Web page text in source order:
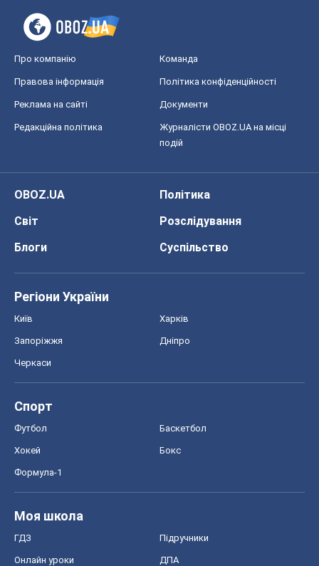
Про компанію Команда
Правова інформація Політика конфіденційності
Реклама на сайті Документи
Редакційна політика
Журналісти OBOZ.UA на місці
подій
OBOZ.UA
Політика
Світ
Розслідування
Блоги
Суспільство
Регіони України
Київ Харків
Запоріжжя Дніпро
Черкаси
Спорт
Футбол Баскетбол
Хокей Бокс
Формула-1
Моя школа
ГДЗ Підручники
Онлайн уроки ДПА